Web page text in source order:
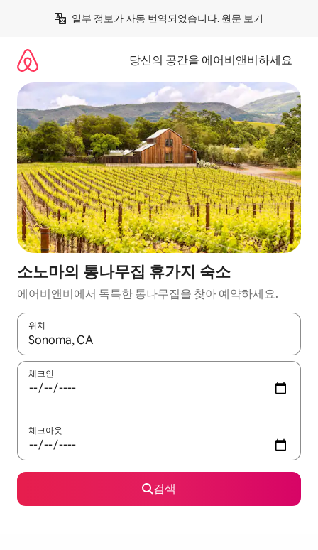
일부 정보가 자동 번역되었습니다. 원문 보기
당신의 공간을 에어비앤비하세요
소노마의 통나무집 휴가지 숙소
에어비앤비에서 독특한 통나무집을 찾아 예약하세요.
위치
결과가 나오면 위·아래 화살표 키를 사용하거나 터치 또는 스와이
체크인
체크아웃
검색